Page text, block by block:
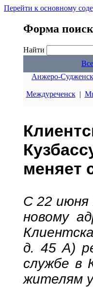
Перейти к основному
Форма
Найти
Анжеро-Судженск
Междуреченск|
меняет
С 22 июня
новому
д. 45 А)
службе в
жителям